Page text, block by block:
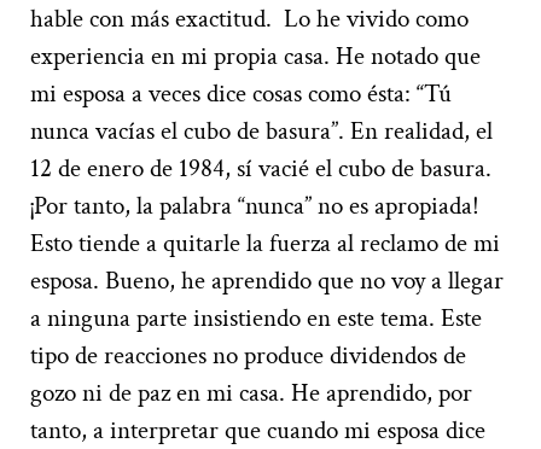
hable con más exactitud. Lo he vivido como
experiencia en mi propia casa. He notado que
mi esposa a veces dice cosas como ésta: “Tú
nunca vacías el cubo de basura”. En realidad, el
12 de enero de 1984, sí vacié el cubo de basura.
¡Por tanto, la palabra “nunca” no es apropiada!
Esto tiende a quitarle la fuerza al reclamo de mi
esposa. Bueno, he aprendido que no voy a llegar
a ninguna parte insistiendo en este tema. Este
tipo de reacciones no produce dividendos de
gozo ni de paz en mi casa. He aprendido, por
tanto, a interpretar que cuando mi esposa dice